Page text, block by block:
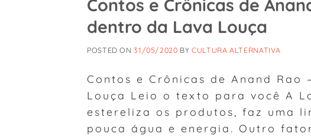
Contos e Crônicas de
dentro da Lava Louça
POSTED ON31/05/2020 BYCULTURA ALTERNATIVA
Contos e Crônicas de Anand Rao
Louça Leio o texto para você A
estereliza os produtos, faz uma
pouca água e energia. Outro